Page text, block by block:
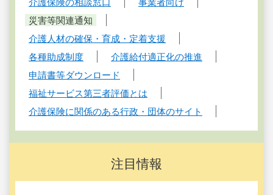
介護保険の相談窓口
事業者向け
災害等関連通知
介護人材の確保・育成・定着支援
各種助成制度
介護給付適正化の推進
申請書等ダウンロード
福祉サービス第三者評価とは
介護保険に関係のある行政・団体のサイト
注目情報